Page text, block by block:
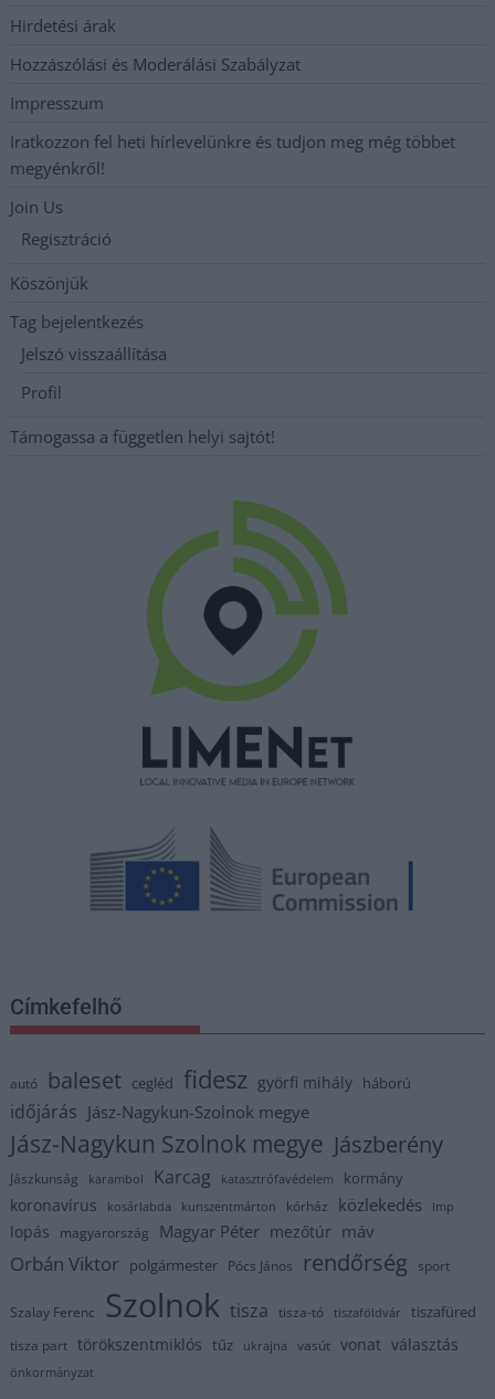
Hirdetési árak
Hozzászólási és Moderálási Szabályzat
Impresszum
Iratkozzon fel heti hírlevelünkre és tudjon meg még többet
megyénkről!
Join Us
Regisztráció
Köszönjük
Tag bejelentkezés
Jelszó visszaállítása
Profil
Támogassa a független helyi sajtót!
Címkefelhő
autó baleset cegléd fidesz györfi mihály háború
időjárás Jász-Nagykun-Szolnok megye
Jász-Nagykun Szolnok megye Jászberény
Jászkunság karambol Karcag katasztrófavédelem kormány
koronavírus kosárlabda kunszentmárton kórház közlekedés lmp
lopás magyarország Magyar Péter mezőtúr máv
Orbán Viktor polgármester Pócs János rendőrség sport
Szalay Ferenc Szolnok tisza tisza-tó tiszaföldvár tiszafüred
tisza part törökszentmiklós tűz ukrajna vasút vonat választás
önkormányzat